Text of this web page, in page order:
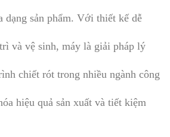
dạng sản phẩm. Với thiết kế dễ
và vệ sinh, máy là giải pháp lý
chiết rót trong nhiều ngành công
hiệu quả sản xuất và tiết kiệm